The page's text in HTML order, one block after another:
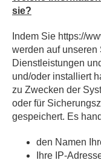
sie?
Indem Sie https://
werden auf unseren
Dienstleistungen
und/oder installiert
zu Zwecken der
oder für
gespeichert. Es
den Namen
Ihre IP-